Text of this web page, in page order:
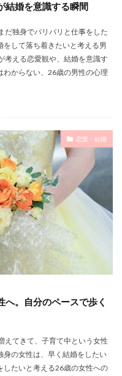
結婚を意識する瞬間
だ独身でバリバリと仕事をした
して落ち着きたいと考える男
考える恋愛観や、結婚を意識す
からない、26歳の男性の心理
恋愛・結婚
。自分のペースで歩く
えてきて、子育て中という女性
身の女性は、早く結婚をしたい
したいと考える26歳の女性への